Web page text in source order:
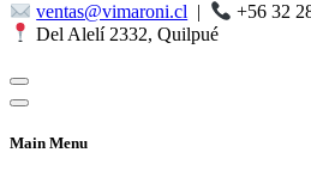
ventas@vimaroni.cl | +56 32
Del Alelí 2332, Quilpué
Main Menu